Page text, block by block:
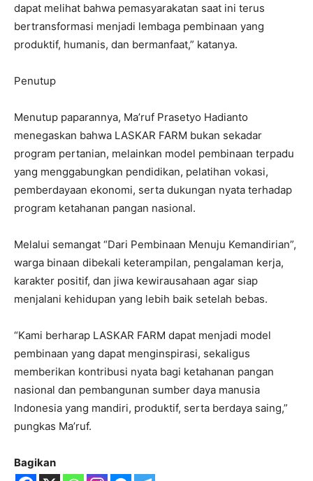
dapat melihat bahwa pemasyarakatan saat ini terus
bertransformasi menjadi lembaga pembinaan yang
produktif, humanis, dan bermanfaat,” katanya.
Penutup
Menutup paparannya, Ma’ruf Prasetyo Hadianto
menegaskan bahwa LASKAR FARM bukan sekadar
program pertanian, melainkan model pembinaan terpadu
yang menggabungkan pendidikan, pelatihan vokasi,
pemberdayaan ekonomi, serta dukungan nyata terhadap
program ketahanan pangan nasional.
Melalui semangat “Dari Pembinaan Menuju Kemandirian”,
warga binaan dibekali keterampilan, pengalaman kerja,
karakter positif, dan jiwa kewirausahaan agar siap
menjalani kehidupan yang lebih baik setelah bebas.
“Kami berharap LASKAR FARM dapat menjadi model
pembinaan yang dapat menginspirasi, sekaligus
memberikan kontribusi nyata bagi ketahanan pangan
nasional dan pembangunan sumber daya manusia
Indonesia yang mandiri, produktif, serta berdaya saing,”
pungkas Ma’ruf.
Bagikan